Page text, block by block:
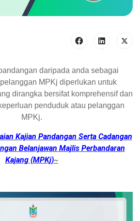
daripada anda sebagai
MPKj diperlukan untuk
dirangka bersifat komprehensif dan
penduduk atau pelanggan
MPKj.
Kajian Pandangan Serta Cadangan
Belanjawan Majlis Perbandaran
Kajang (MPKj)~